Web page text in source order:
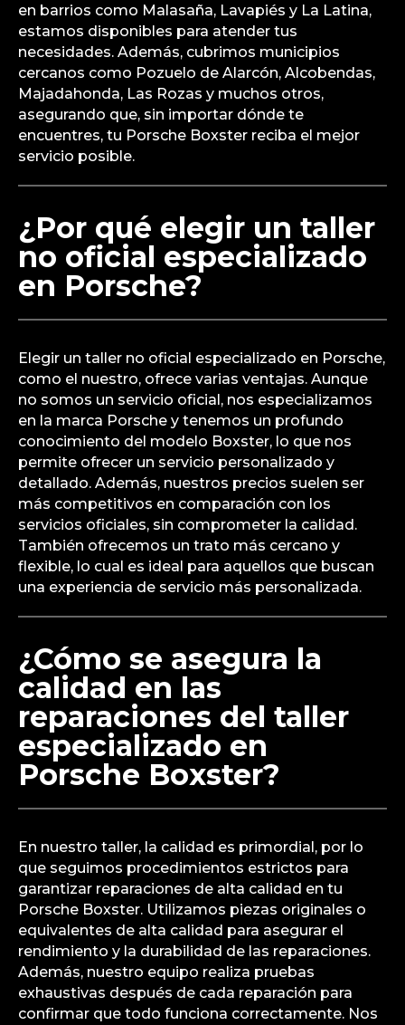
en barrios como Malasaña, Lavapiés y La Latina,
estamos disponibles para atender tus
necesidades. Además, cubrimos municipios
cercanos como Pozuelo de Alarcón, Alcobendas,
Majadahonda, Las Rozas y muchos otros,
asegurando que, sin importar dónde te
encuentres, tu Porsche Boxster reciba el mejor
servicio posible.
¿Por qué elegir un taller
no oficial especializado
en Porsche?
Elegir un taller no oficial especializado en Porsche,
como el nuestro, ofrece varias ventajas. Aunque
no somos un servicio oficial, nos especializamos
en la marca Porsche y tenemos un profundo
conocimiento del modelo Boxster, lo que nos
permite ofrecer un servicio personalizado y
detallado. Además, nuestros precios suelen ser
más competitivos en comparación con los
servicios oficiales, sin comprometer la calidad.
También ofrecemos un trato más cercano y
flexible, lo cual es ideal para aquellos que buscan
una experiencia de servicio más personalizada.
¿Cómo se asegura la
calidad en las
reparaciones del taller
especializado en
Porsche Boxster?
En nuestro taller, la calidad es primordial, por lo
que seguimos procedimientos estrictos para
garantizar reparaciones de alta calidad en tu
Porsche Boxster. Utilizamos piezas originales o
equivalentes de alta calidad para asegurar el
rendimiento y la durabilidad de las reparaciones.
Además, nuestro equipo realiza pruebas
exhaustivas después de cada reparación para
confirmar que todo funciona correctamente. Nos